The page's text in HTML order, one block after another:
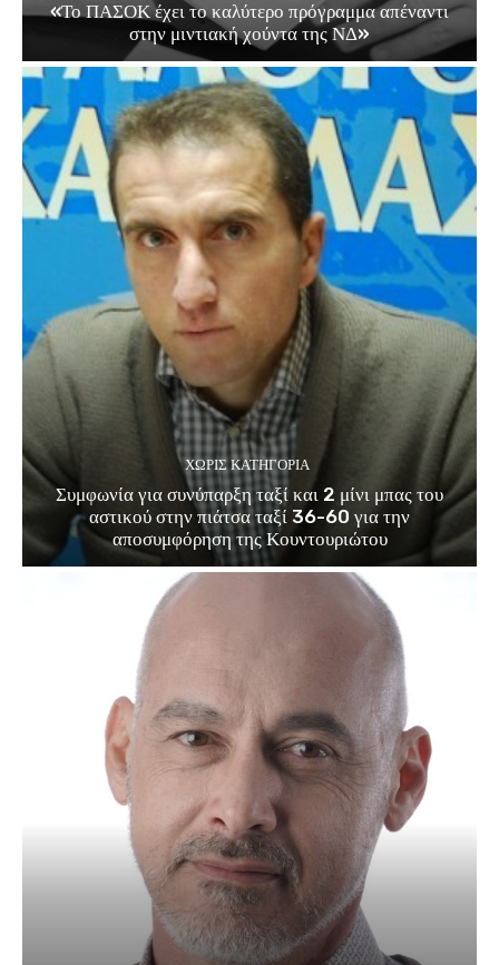
«Το ΠΑΣΟΚ έχει το καλύτερο πρόγραμμα απέναντι
στην μιντιακή χούντα της ΝΔ»
ΧΩΡΊΣ ΚΑΤΗΓΟΡΊΑ
Συμφωνία για συνύπαρξη ταξί και 2 μίνι μπας του
αστικού στην πιάτσα ταξί 36-60 για την
αποσυμφόρηση της Κουντουριώτου